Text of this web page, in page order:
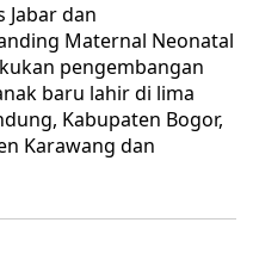
Jabar dan
Maternal Neonatal
pengembangan
baru lahir di lima
Kabupaten Bogor,
Karawang dan